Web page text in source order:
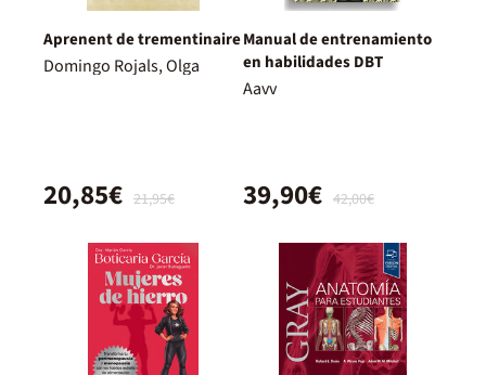
Aprenent de trementinaire
Domingo Rojals, Olga
21,95€
20,85€
Manual de entrenamiento
en habilidades DBT
Aavv
42,00€
39,90€